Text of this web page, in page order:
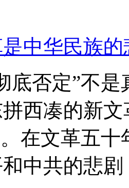
中华民族的
底否定”不
西凑的新
在文革五
中共的悲